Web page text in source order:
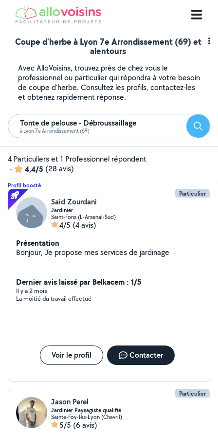
Coupe d'herbe à Lyon 7e Arrondissement (69) et
alentours
Avec AlloVoisins, trouvez près de chez vous le
professionnel ou particulier qui répondra à votre besoin
de coupe d'herbe. Consultez les profils, contactez-les
et obtenez rapidement réponse.
Tonte de pelouse - Débroussaillage
à Lyon 7e Arrondissement (69)
4 Particuliers et 1 Professionnel répondent
-
4,4/5 (28 avis)
Profil boosté
Particulier
Said Zourdani
Jardinier
Saint-Fons (L-Arsenal-Sud)
4/5 (4 avis)
Présentation
Bonjour, Je propose mes services de jardinage
Dernier avis laissé par Belkacem : 1/5
Il y a 2 mois
La moitié du travail effectué
Voir le profil Contacter
Particulier
Jason Perel
Jardinier Paysagiste qualifié
Sainte-Foy-lès-Lyon (Chavril)
5/5 (6 avis)